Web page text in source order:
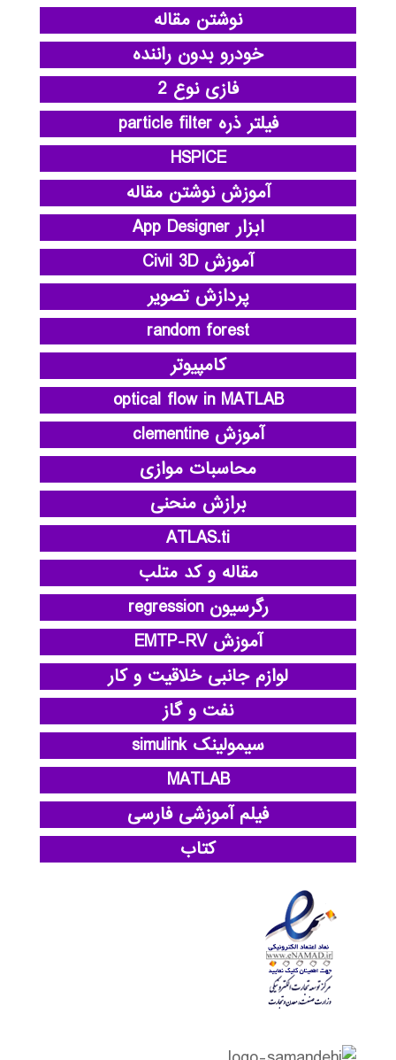
نوشتن مقاله
خودرو بدون راننده
فازی نوع 2
فیلتر ذره particle filter
HSPICE
آموزش نوشتن مقاله
ابزار App Designer
آموزش Civil 3D
پردازش تصویر
random forest
کامپیوتر
optical flow in MATLAB
آموزش clementine
محاسبات موازی
برازش منحنی
ATLAS.ti
مقاله و کد متلب
رگرسیون regression
آموزش EMTP-RV
لوازم جانبی خلاقیت و کار
نفت و گاز
سیمولینک simulink
MATLAB
فیلم آموزشی فارسی
کتاب